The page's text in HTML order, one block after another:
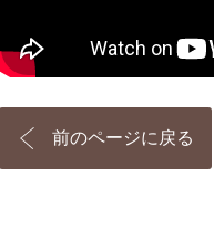
前のページに戻る